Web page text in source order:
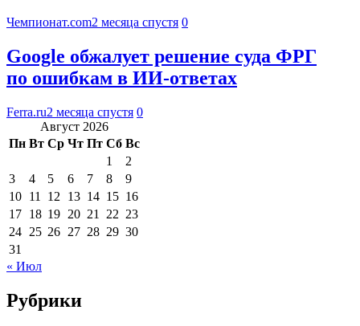
Чемпионат.com2 месяца спустя 0
Google обжалует решение суда ФРГ
по ошибкам в ИИ-ответах
Ferra.ru2 месяца спустя 0
Август 2026
Пн Вт Ср Чт Пт Сб Вс
1
2
3
4 5 6 7 8
9
10 11 12 13 14 15 16
17 18 19 20 21 22 23
24 25 26 27 28 29 30
31
« Июл
Рубрики